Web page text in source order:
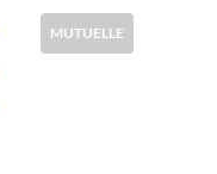
MUTUELLE